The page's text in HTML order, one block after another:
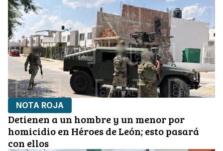
NOTA ROJA
Detienen a un hombre y un menor por
homicidio en Héroes de León; esto pasará
con ellos